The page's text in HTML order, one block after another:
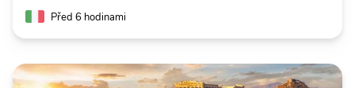
Před 6 hodinami